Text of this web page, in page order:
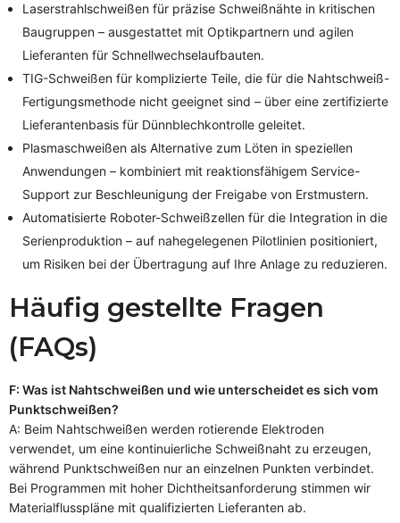
Laserstrahlschweißen für präzise Schweißnähte in kritischen
Baugruppen – ausgestattet mit Optikpartnern und agilen
Lieferanten für Schnellwechselaufbauten.
TIG-Schweißen für komplizierte Teile, die für die Nahtschweiß-
Fertigungsmethode nicht geeignet sind – über eine zertifizierte
Lieferantenbasis für Dünnblechkontrolle geleitet.
Plasmaschweißen als Alternative zum Löten in speziellen
Anwendungen – kombiniert mit reaktionsfähigem Service-
Support zur Beschleunigung der Freigabe von Erstmustern.
Automatisierte Roboter-Schweißzellen für die Integration in die
Serienproduktion – auf nahegelegenen Pilotlinien positioniert,
um Risiken bei der Übertragung auf Ihre Anlage zu reduzieren.
Häufig gestellte Fragen
(FAQs)
F: Was ist Nahtschweißen und wie unterscheidet es sich vom
Punktschweißen?
A: Beim Nahtschweißen werden rotierende Elektroden
verwendet, um eine kontinuierliche Schweißnaht zu erzeugen,
während Punktschweißen nur an einzelnen Punkten verbindet.
Bei Programmen mit hoher Dichtheitsanforderung stimmen wir
Materialflusspläne mit qualifizierten Lieferanten ab.